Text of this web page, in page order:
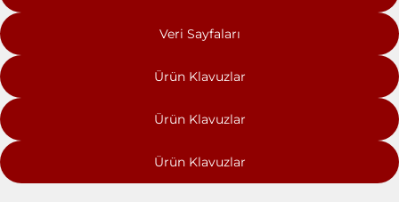
Veri Sayfaları
Ürün Klavuzlar
Ürün Klavuzlar
Ürün Klavuzlar